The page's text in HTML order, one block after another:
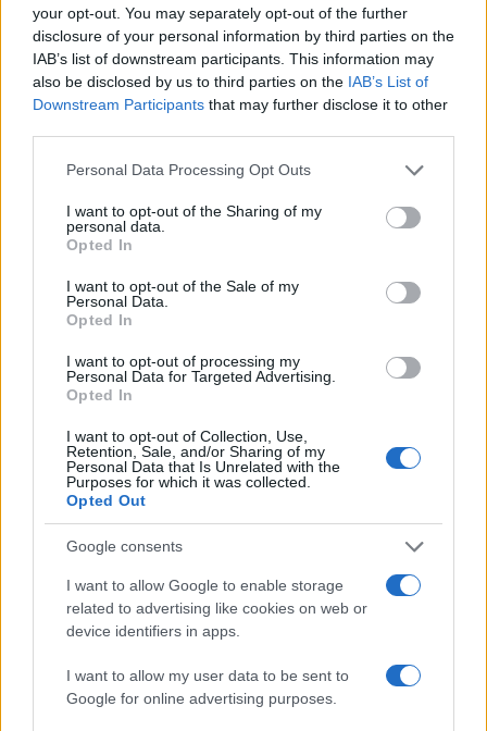
your opt-out. You may separately opt-out of the further
disclosure of your personal information by third parties on the
IAB’s list of downstream participants. This information may
also be disclosed by us to third parties on the IAB’s List of
Downstream Participants that may further disclose it to other
Please note that this website/app uses one or more Google
not limited to your visit or usage behaviour. You may click to
grant or deny consent to Google and its third-party tags to
use your data for below specified purposes in below Google
consent section.
Personal Data Processing Opt Outs
I want to opt-out of the Sharing of my
personal data.
Opted In
I want to opt-out of the Sale of my
Personal Data.
Opted In
I want to opt-out of processing my
Personal Data for Targeted Advertising.
Opted In
I want to opt-out of Collection, Use,
Retention, Sale, and/or Sharing of my
Personal Data that Is Unrelated with the
Purposes for which it was collected.
Opted Out
Google consents
I want to allow Google to enable storage
related to advertising like cookies on web or
device identifiers in apps.
I want to allow my user data to be sent to
Google for online advertising purposes.
Ricevi le nostre ultime news
daGoogle News
Condividi l'articolo
F
a
ce
b
o
o
T
w
it
te
r
Pi
n
te
re
st
W
at
A
p
p
S
a
Articolo precedente
Prossimo articolo
NOTIZIE RECENTI
Le previsioni meteo per il weekend a Olbia e in
Gallura
Michelle Hunziker in Gallura, bella anche dal
vivo: un amico vip svela come fa
accoglienza minori chiude